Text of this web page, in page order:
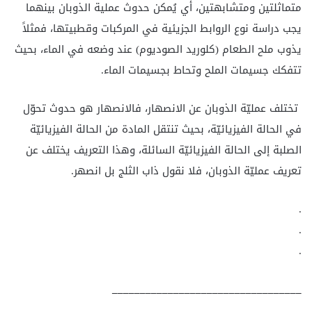
متماثلتين ومتشابهتين، أي يُمكن حدوث عملية الذوبان بينهما
يجب دراسة نوع الروابط الجزيئية في المركبات وقطبيتها، فمثلاً
يذوب ملح الطعام (كلوريد الصوديوم) عند وضعه في الماء، بحيث
تتفكك جسيمات الملح وتحاط بجسيمات الماء.
تختلف عمليّة الذوبان عن الانصهار، فالانصهار هو حدوث تحوّل
في الحالة الفيزيائيّة، بحيث تنتقل المادة من الحالة الفيزيائيّة
الصلبة إلى الحالة الفيزيائيّة السائلة، وهذا التعريف يختلف عن
تعريف عمليّة الذوبان، فلا نقول ذاب الثلج بل انصهر.
.
.
.
__________________________________